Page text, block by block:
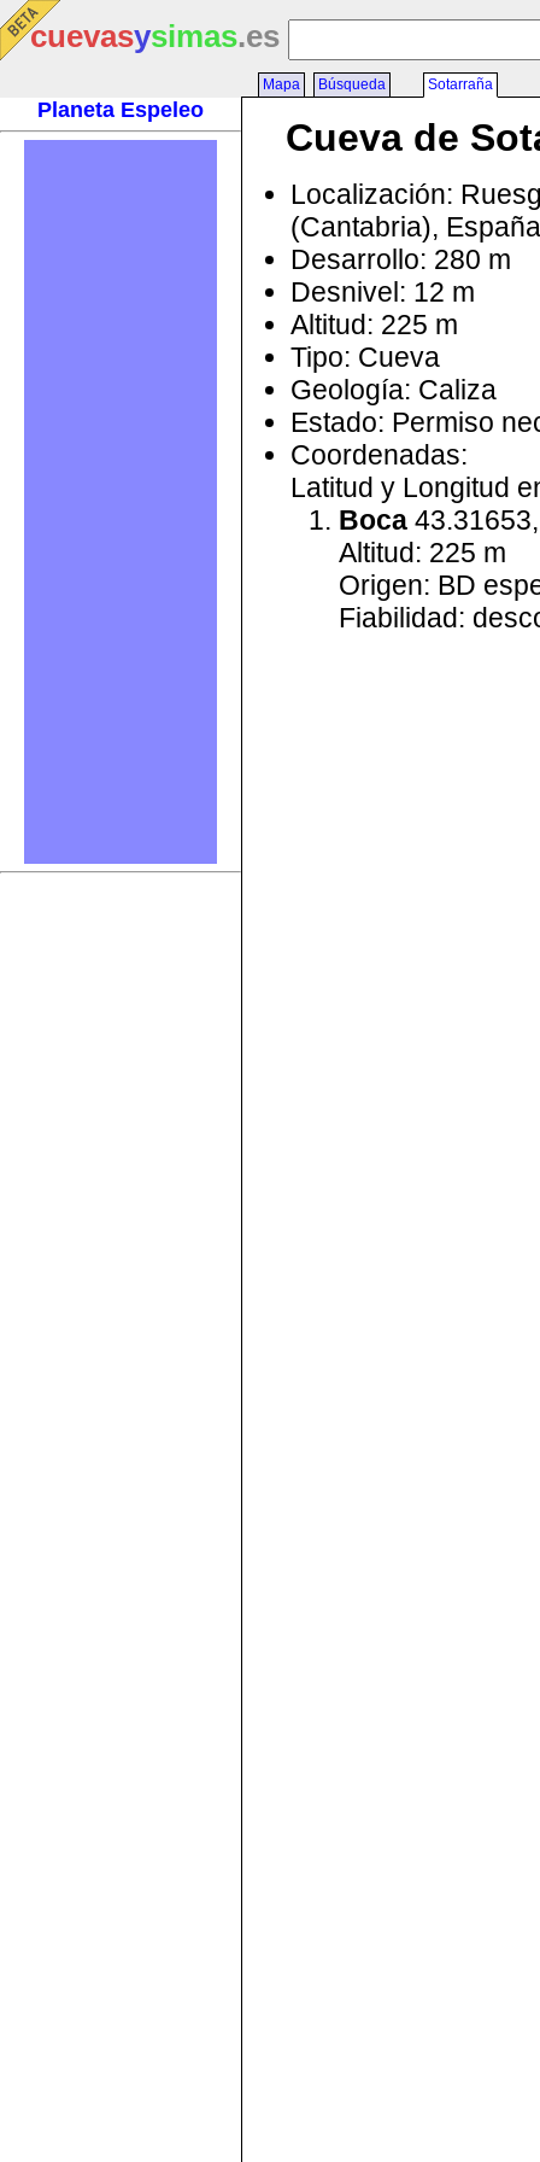
cuevasysimas.es
Planeta Espeleo
Mapa Búsqueda Sotarraña
Cueva de
Localización:
(Cantabria), España
Desarrollo: 280 m
Desnivel: 12 m
Altitud: 225 m
Tipo: Cueva
Geología: Caliza
Estado: Permiso
Coordenadas:
Latitud y Longitud
Boca
Altitud: 225 m
Origen: BD
Fiabilidad: